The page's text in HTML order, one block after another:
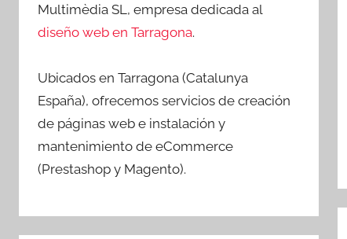
Multimèdia SL, empresa dedicada al
diseño web en Tarragona.
Ubicados en Tarragona (Catalunya
España), ofrecemos servicios de creación
de páginas web e instalación y
mantenimiento de eCommerce
(Prestashop y Magento).